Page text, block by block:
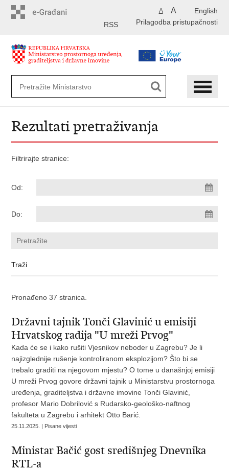
English
A A
Prilagodba pristupačnosti
RSS
Rezultati pretraživanja
Filtrirajte stranice:
Od:
Do:
Pronađeno 37 stranica.
Državni tajnik Tonči Glavinić u emisiji
Hrvatskog radija "U mreži Prvog"
Kada će se i kako rušiti Vjesnikov neboder u Zagrebu? Je li
najizglednije rušenje kontroliranom eksplozijom? Što bi se
trebalo graditi na njegovom mjestu? O tome u današnjoj emisiji
U mreži Prvog govore državni tajnik u Ministarstvu prostornoga
uređenja, graditeljstva i državne imovine Tonči Glavinić,
profesor Mario Dobrilović s Rudarsko-geološko-naftnog
fakulteta u Zagrebu i arhitekt Otto Barić.
25.11.2025. | Pisane vijesti
Ministar Bačić gost središnjeg Dnevnika
RTL-a